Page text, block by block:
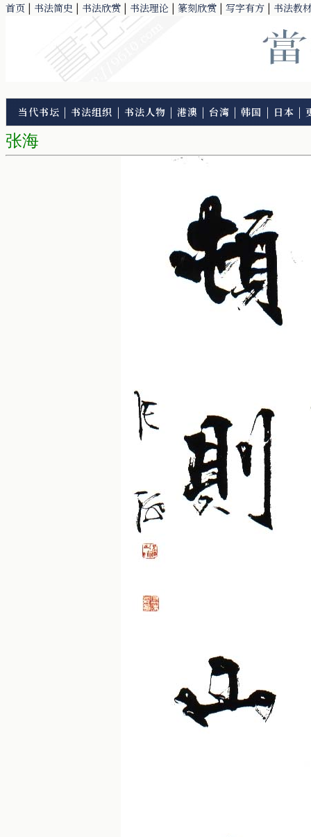
首页 | 书法简史 | 书法欣赏 | 书法理论 | 篆刻欣赏 | 写字有方 | 书法教
当代书坛 | 书法组织 | 书法人物 | 港澳 | 台湾 |韩国 | 日本 |
张海